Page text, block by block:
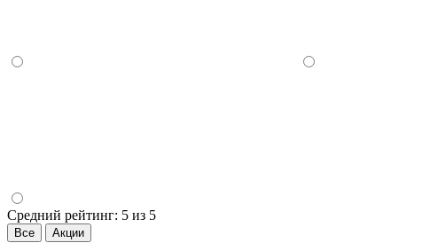
Средний рейтинг: 5 из 5
Все Акции